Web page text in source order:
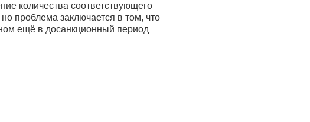
количества соответствующего
проблема заключается в том, что
ещё в досанкционный период